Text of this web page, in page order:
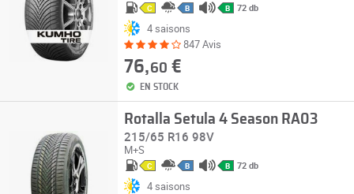
C B B 72 db
4 saisons
847 Avis
76,60 €
EN STOCK
Rotalla Setula 4 Season RA03
215/65 R16 98V
M+S
C B B 72 db
4 saisons